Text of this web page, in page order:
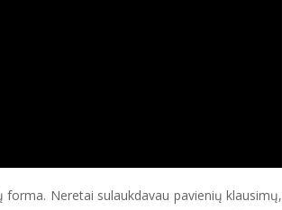
Neretai sulaukdavau pavienių klausimų,